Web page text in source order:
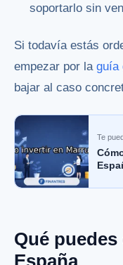
soportarlo sin
Si todavía estás
empezar por la guía
bajar al caso
Te
Qué
España